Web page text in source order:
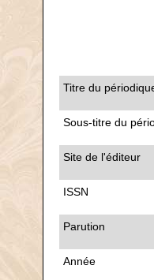
Titre du
Sous-titre du
Site de l'éditeur
ISSN
Parution
Année